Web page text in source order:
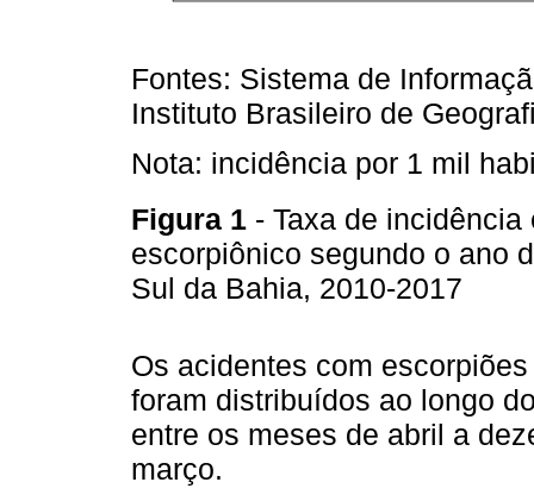
Fontes: Sistema de
Instituto Brasileiro de
Nota: incidência por 1 mil
Figura 1 - Taxa de
escorpiônico segundo o ano
Sul da Bahia, 2010-2017
Os acidentes com
foram distribuídos ao longo
entre os meses de abril a
março.